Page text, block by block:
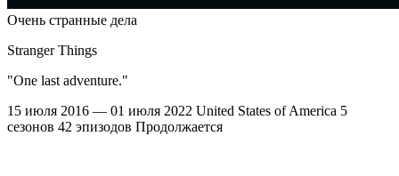
Очень странные дела
Stranger Things
"One last adventure."
15 июля 2016 — 01 июля 2022 United States of America 5
сезонов 42 эпизодов Продолжается